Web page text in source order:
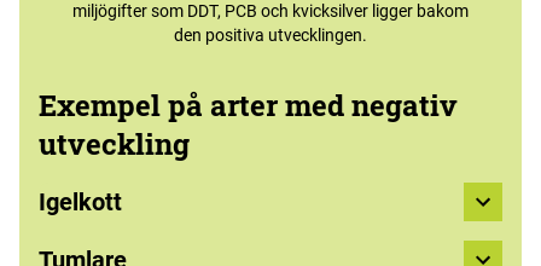
miljögifter som DDT, PCB och kvicksilver ligger bakom
den positiva utvecklingen.
Exempel på arter med negativ
utveckling
Igelkott
Tumlare